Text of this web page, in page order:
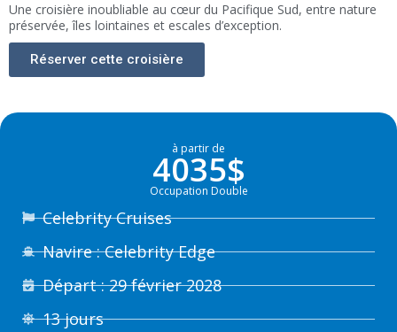
Une croisière inoubliable au cœur du Pacifique Sud, entre nature
préservée, îles lointaines et escales d’exception.
Réserver cette croisière
à partir de
4035$
Occupation Double
Celebrity Cruises
Navire : Celebrity Edge
Départ : 29 février 2028
13 jours